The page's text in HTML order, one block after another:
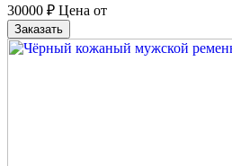
30000 ₽ Цена от
Заказать